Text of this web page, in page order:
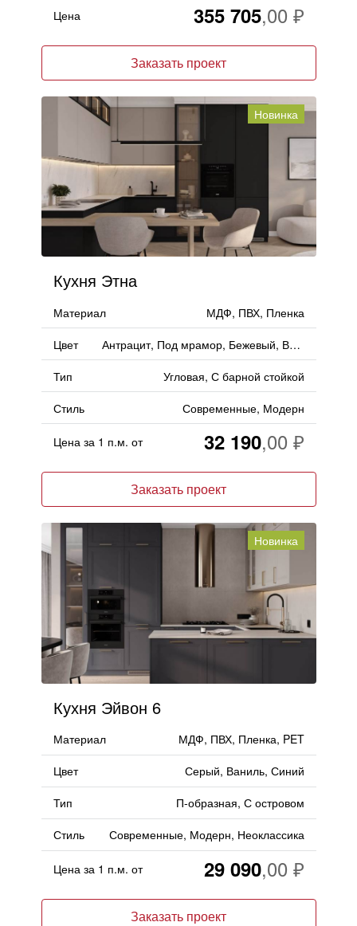
Цена 355 705
Заказать проект
Новинка
Кухня Этна
Материал
МДФ, ПВХ, Пленка
Цвет
Антрацит, Под мрамор, Бежевый, Ваниль, Черный
Тип
Угловая, С барной стойкой
Стиль
Современные, Модерн
Цена за 1 п.м. от 32 190
Заказать проект
Новинка
Кухня Эйвон 6
Материал
МДФ, ПВХ, Пленка, PET
Цвет
Серый, Ваниль, Синий
Тип
П-образная, С островом
Стиль
Современные, Модерн, Неоклассика
Цена за 1 п.м. от 29 090
Заказать проект